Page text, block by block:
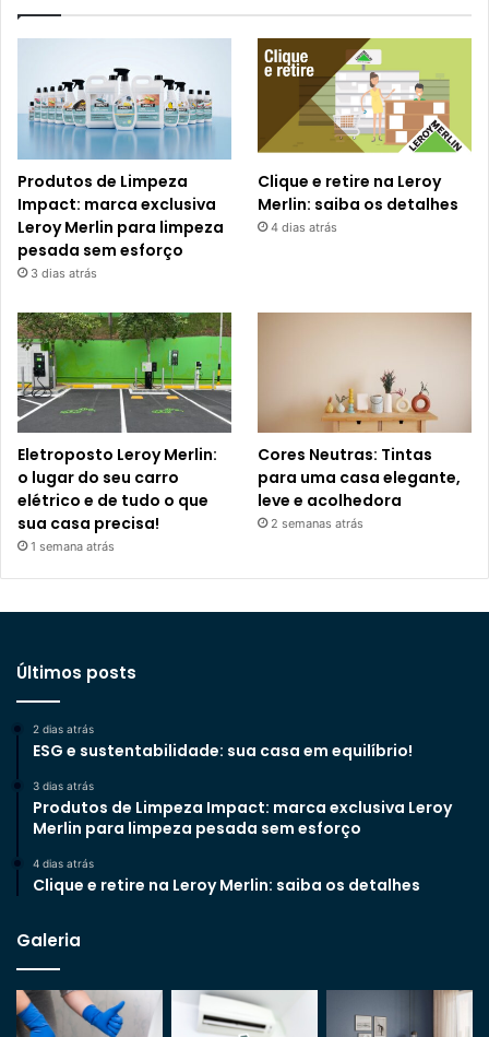
Produtos de Limpeza
Impact: marca exclusiva
Leroy Merlin para limpeza
pesada sem esforço
3 dias atrás
Clique e retire na Leroy
Merlin: saiba os detalhes
4 dias atrás
Eletroposto Leroy Merlin:
o lugar do seu carro
elétrico e de tudo o que
sua casa precisa!
1 semana atrás
Cores Neutras: Tintas
para uma casa elegante,
leve e acolhedora
2 semanas atrás
Últimos posts
2 dias atrás
ESG e sustentabilidade: sua casa em equilíbrio!
3 dias atrás
Produtos de Limpeza Impact: marca exclusiva Leroy
Merlin para limpeza pesada sem esforço
4 dias atrás
Clique e retire na Leroy Merlin: saiba os detalhes
Galeria